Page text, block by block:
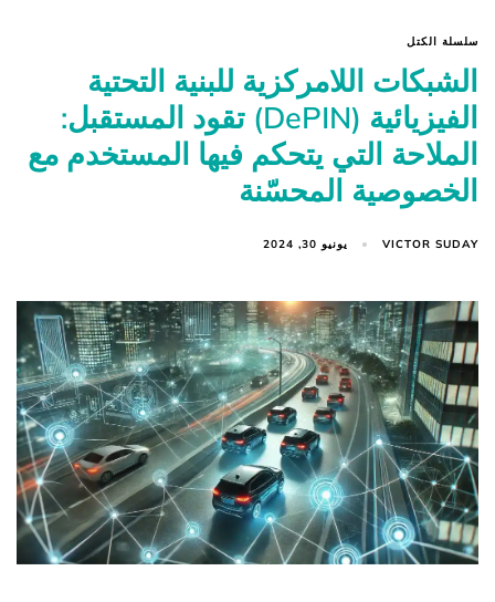
سلسلة الكتل
الشبكات اللامركزية للبنية التحتية
الفيزيائية (DePIN) تقود المستقبل:
الملاحة التي يتحكم فيها المستخدم مع
الخصوصية المحسّنة
VICTOR SUDAY يونيو 30, 2024